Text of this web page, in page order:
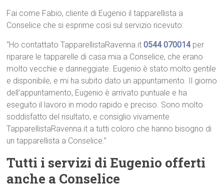
Fai come Fabio, cliente di Eugenio il tapparellista a
Conselice che si esprime così sul servizio ricevuto:
“Ho contattato TapparellistaRavenna.it0544 070014per
riparare le tapparelle di casa mia a Conselice, che erano
molto vecchie e danneggiate. Eugenio è stato molto gentile
e disponibile, e mi ha subito dato un appuntamento. Il giorno
dell’appuntamento, Eugenio è arrivato puntuale e ha
eseguito il lavoro in modo rapido e preciso. Sono molto
soddisfatto del risultato, e consiglio vivamente
TapparellistaRavenna.it a tutti coloro che hanno bisogno di
un tapparellista a Conselice.”
Tutti i servizi di Eugenio offerti
anche a Conselice